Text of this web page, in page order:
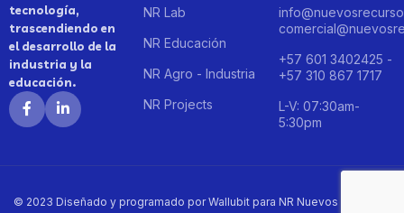
tecnología,
trascendiendo en
el desarrollo de la
industria y la
educación.
NR Lab
NR Educación
NR Agro - Industria
NR Projects
+57 601 3402425 -
+57 310 867 1717
L-V: 07:30am-
5:30pm
© 2023 Diseñado y programado por Wallubit para NR Nuevos Recursos